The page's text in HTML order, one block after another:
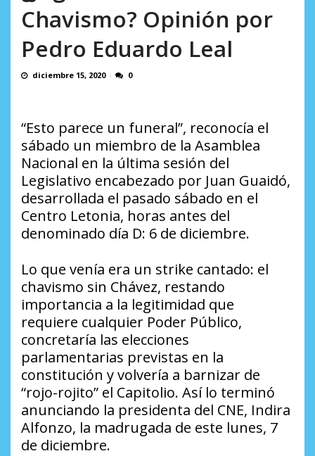
Chavismo? Opinión por
Pedro Eduardo Leal
diciembre 15, 2020 0
“Esto parece un funeral”, reconocía el
sábado un miembro de la Asamblea
Nacional en la última sesión del
Legislativo encabezado por Juan Guaidó,
desarrollada el pasado sábado en el
Centro Letonia, horas antes del
denominado día D: 6 de diciembre.
Lo que venía era un strike cantado: el
chavismo sin Chávez, restando
importancia a la legitimidad que
requiere cualquier Poder Público,
concretaría las elecciones
parlamentarias previstas en la
constitución y volvería a barnizar de
“rojo-rojito” el Capitolio. Así lo terminó
anunciando la presidenta del CNE, Indira
Alfonzo, la madrugada de este lunes, 7
de diciembre.